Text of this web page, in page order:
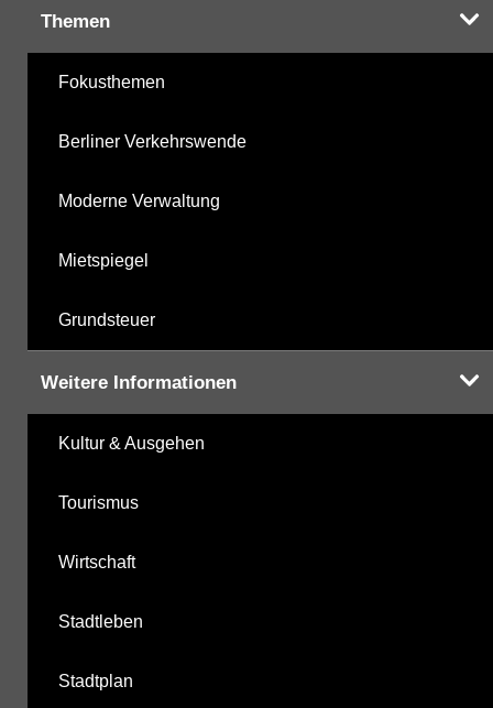
Themen
Fokusthemen
Berliner Verkehrswende
Moderne Verwaltung
Mietspiegel
Grundsteuer
Weitere Informationen
Kultur & Ausgehen
Tourismus
Wirtschaft
Stadtleben
Stadtplan